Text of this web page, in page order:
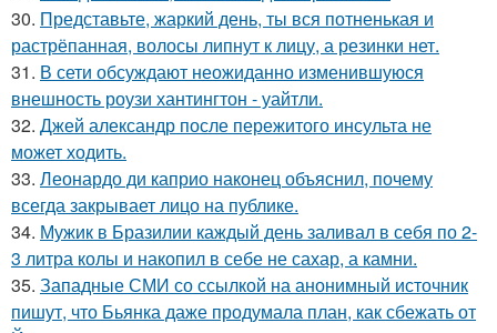
30. Представьте, жаркий день, ты вся потненькая и
растрёпанная, волосы липнут к лицу, а резинки нет.
31. В сети обсуждают неожиданно изменившуюся
внешность роузи хантингтон - уайтли.
32. Джей александр после пережитого инсульта не
может ходить.
33. Леонардо ди каприо наконец объяснил, почему
всегда закрывает лицо на публике.
34. Мужик в Бразилии каждый день заливал в себя по 2-
3 литра колы и накопил в себе не сахар, а камни.
35. Западные СМИ со ссылкой на анонимный источник
пишут, что Бьянка даже продумала план, как сбежать от